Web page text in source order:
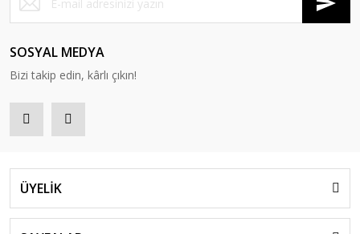
SOSYAL MEDYA
Bizi takip edin, kârlı çıkın!
ÜYELİK